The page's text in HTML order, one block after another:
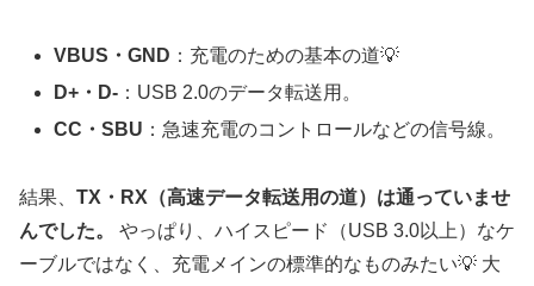
VBUS・GND ：充電のための基本の道💡
D+・D- ：USB 2.0のデータ転送用。
CC・SBU ：急速充電のコントロールなどの信号線。
結果、 TX・RX（高速データ転送用の道）は通っていませ
んでした。
やっぱり、ハイスピード（USB 3.0以上）なケ
ーブルではなく、充電メインの標準的なものみたい💡 大